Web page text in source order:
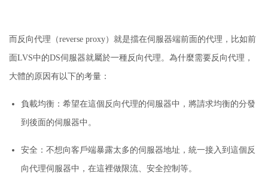
而反向代理（reverse proxy）就是擋在伺服器端前面的代理，比如前
面LVS中的DS伺服器就屬於一種反向代理。 為什麼需要反向代理，
大體的原因有以下的考量：
負載均衡： 希望在這個反向代理的伺服器中，將請求均衡的分發
到後面的伺服器中。
安全： 不想向客戶端暴露太多的伺服器地址，統一接入到這個反
向代理伺服器中，在這裡做限流、安全控制等。